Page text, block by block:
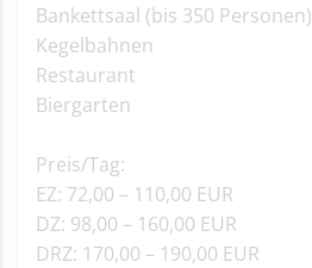
Bankettsaal (bis 350 Personen)
Kegelbahnen
Restaurant
Biergarten
Preis/Tag:
EZ: 72,00 – 110,00 EUR
DZ: 98,00 – 160,00 EUR
DRZ: 170,00 – 190,00 EUR